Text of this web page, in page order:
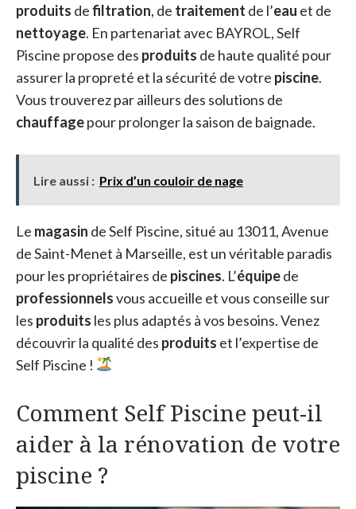
produits defiltration, de traitement de l’eau et de
nettoyage. En partenariat avec BAYROL, Self
Piscine propose des produits de haute qualité pour
assurer la propreté et la sécurité de votre piscine.
Vous trouverez par ailleurs des solutions de
chauffagepour prolonger la saison de baignade.
Lire aussi : Prix d’un couloir de nage
Le magasin de Self Piscine, situé au 13011, Avenue
de Saint-Menet à Marseille, est un véritable paradis
pour les propriétaires de piscines. L’équipede
professionnelsvous accueille et vous conseille sur
les produits les plus adaptés à vos besoins. Venez
découvrir la qualité des produits et l’expertise de
Self Piscine !
Comment Self Piscine peut-il
aider à la rénovation de votre
piscine ?